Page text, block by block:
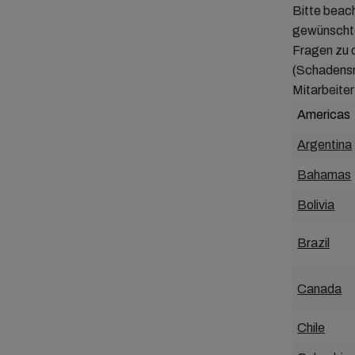
Bitte
Fragen zu
Americas
Argentina
Bahamas
Bolivia
Brazil
Canada
Chile